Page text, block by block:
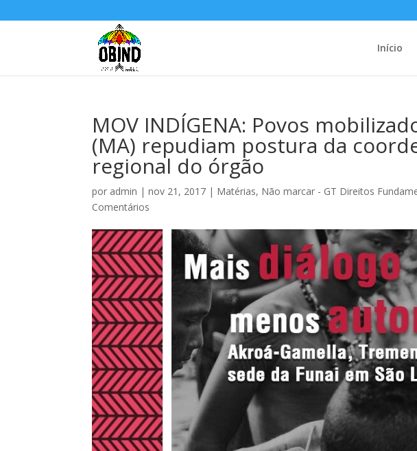
Início
MOV INDÍGENA: Povos
(MA) repudiam postura da
regional do órgão
por admin |nov 21, 2017 | Matérias, Não marcar - GT Direitos
Comentários